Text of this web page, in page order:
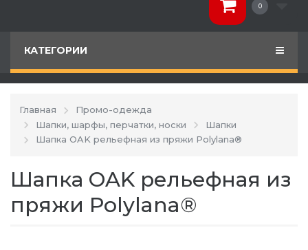
0
КАТЕГОРИИ
Главная
Промо-одежда
Шапки, шарфы, перчатки, носки
Шапки
Шапка OAK рельефная из пряжи Polylana®
Шапка OAK рельефная из
пряжи Polylana®